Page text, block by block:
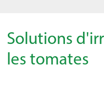
Solutions
les tomates